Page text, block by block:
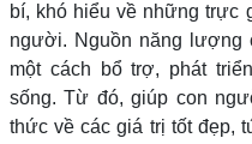
bí, khó hiểu về những trực
người. Nguồn năng lượng
một cách bổ trợ, phát
sống. Từ đó, giúp con
thức về các giá trị tốt đẹp,